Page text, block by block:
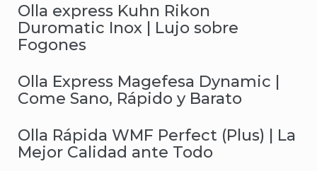
Olla express Kuhn Rikon
Duromatic Inox | Lujo sobre
Fogones
Olla Express Magefesa Dynamic |
Come Sano, Rápido y Barato
Olla Rápida WMF Perfect (Plus) | La
Mejor Calidad ante Todo